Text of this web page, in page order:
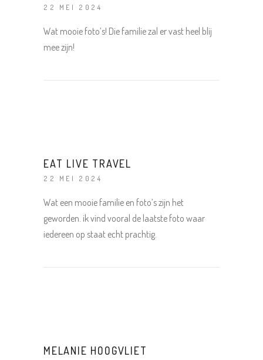
22 MEI 2024
Wat mooie foto’s! Die familie zal er vast heel blij
mee zijn!
EAT LIVE TRAVEL
22 MEI 2024
Wat een mooie familie en foto’s zijn het
geworden. ik vind vooral de laatste foto waar
iedereen op staat echt prachtig.
MELANIE HOOGVLIET